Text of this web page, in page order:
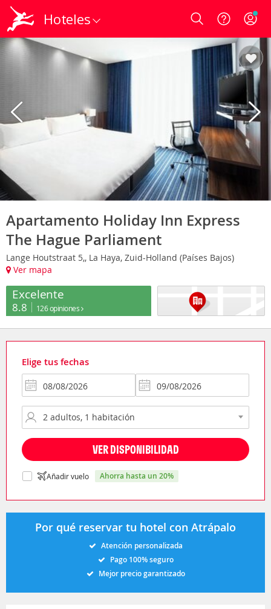
Hoteles Login
Apartamento Holiday Inn Express
The Hague Parliament
Lange Houtstraat 5,, La Haya, Zuid-Holland (Países Bajos)
Ver mapa
Excelente
8.8 126 opiniones
Elige tus fechas
VER DISPONIBILIDAD
Añadir vuelo ahorra hasta un 20%
Por qué reservar tu hotel con Atrápalo
Atención personalizada
Pago 100% seguro
Mejor precio garantizado